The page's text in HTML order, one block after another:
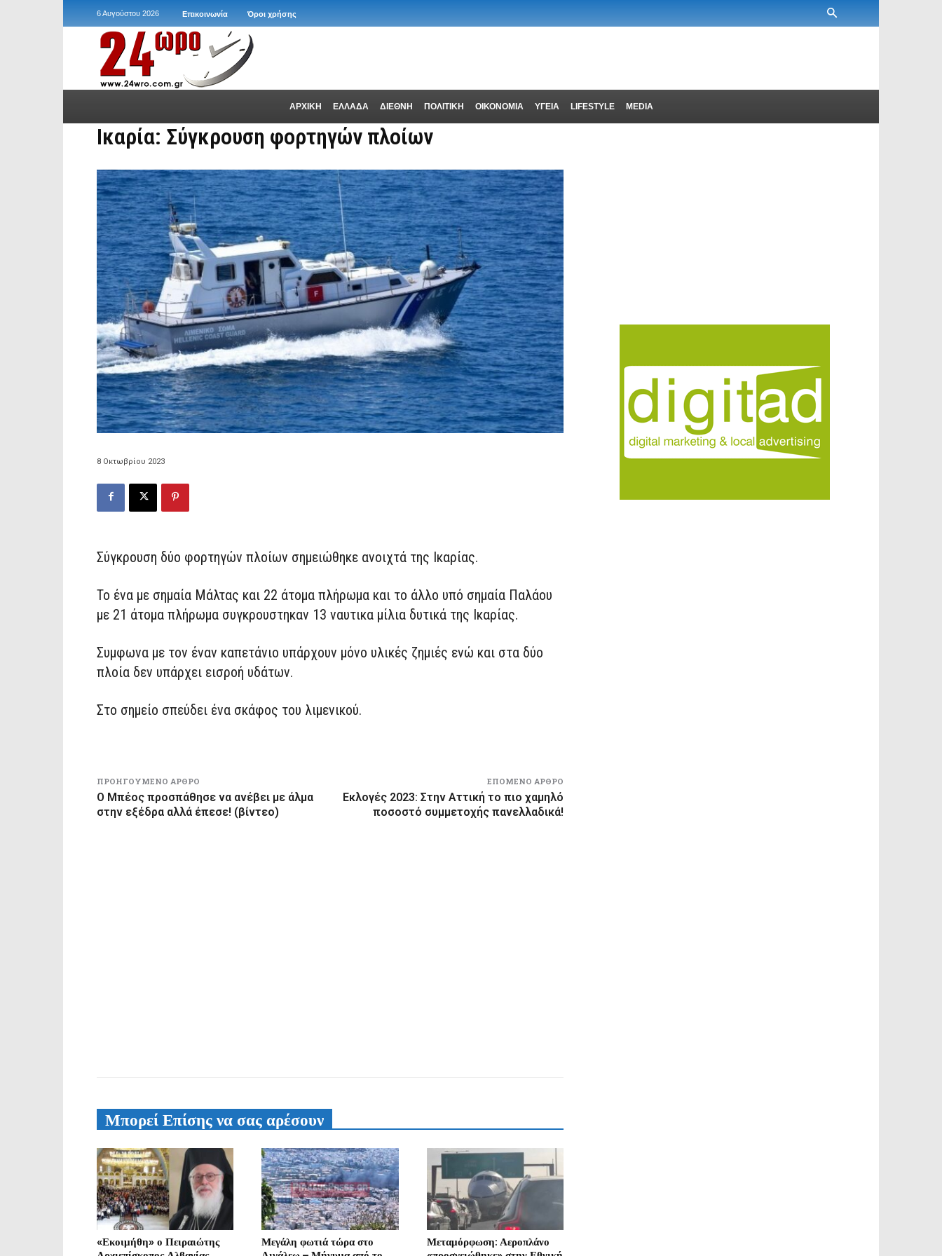
6 Αυγούστου 2026 Επικοινωνία Όροι χρήσης
ΑΡΧΙΚΗ ΕΛΛΑΔΑ ΔΙΕΘΝΗ ΠΟΛΙΤΙΚΗ ΟΙΚΟΝΟΜΙΑ ΥΓΕΙΑ LIFESTYLE MEDIA
Ικαρία: Σύγκρουση φορτηγών πλοίων
8 Οκτωβρίου 2023
Σύγκρουση δύο φορτηγών πλοίων σημειώθηκε ανοιχτά της Ικαρίας.
Το ένα με σημαία Μάλτας και 22 άτομα πλήρωμα και το άλλο υπό σημαία Παλάου
με 21 άτομα πλήρωμα συγκρουστηκαν 13 ναυτικα μίλια δυτικά της Ικαρίας.
Συμφωνα με τον έναν καπετάνιο υπάρχουν μόνο υλικές ζημιές ενώ και στα δύο
πλοία δεν υπάρχει εισροή υδάτων.
Στο σημείο σπεύδει ένα σκάφος του λιμενικού.
ΠΡΟΗΓΟΎΜΕΝΟ ΆΡΘΡΟ
Ο Μπέος προσπάθησε να ανέβει με άλμα
στην εξέδρα αλλά έπεσε! (βίντεο)
ΕΠΌΜΕΝΟ ΆΡΘΡΟ
Εκλογές 2023: Στην Αττική το πιο χαμηλό
ποσοστό συμμετοχής πανελλαδικά!
Μπορεί Επίσης να σας αρέσουν
«Εκοιμήθη» ο Πειραιώτης
Μεγάλη φωτιά τώρα στο
Μεταμόρφωση: Αεροπλάνο